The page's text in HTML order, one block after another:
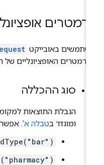
באובייקט
האופציונליים של
סוג ההכללה
הגבלת התוצאות למקומות
ומוגדר בטבלה א'. אפשר